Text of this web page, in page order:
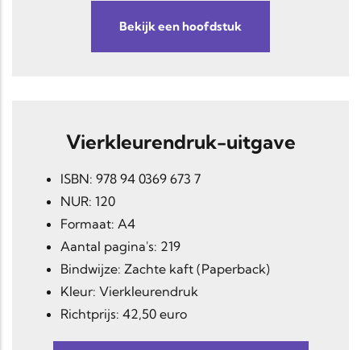
Bekijk een hoofdstuk
Vierkleurendruk-uitgave
ISBN: 978 94 0369 673 7
NUR: 120
Formaat: A4
Aantal pagina's: 219
Bindwijze: Zachte kaft (Paperback)
Kleur: Vierkleurendruk
Richtprijs: 42,50 euro